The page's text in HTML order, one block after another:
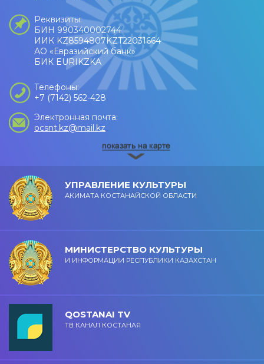
Реквизиты:
БИН 990340002744
ИИК KZ8594807KZT22031664
АО «Евразийский банк»
БИК EURIKZKA
Телефоны:
+7 (7142) 562-428
Электронная почта:
ocsnt.kz@mail.kz
УПРАВЛЕНИЕ КУЛЬТУРЫ
АКИМАТА КОСТАНАЙСКОЙ ОБЛАСТИ
МИНИСТЕРСТВО КУЛЬТУРЫ
И ИНФОРМАЦИИ РЕСПУБЛИКИ КАЗАХСТАН
QOSTANAI TV
ТВ КАНАЛ КОСТАНАЯ